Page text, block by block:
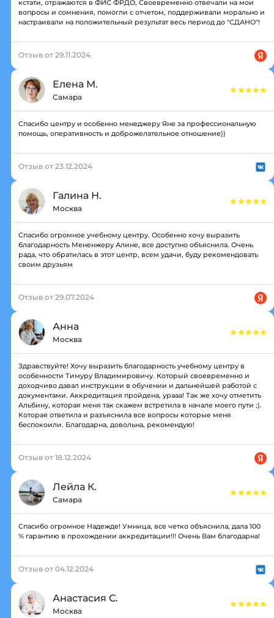
кстати, отражаются в ФИС ФРДО, Своевременно отвечали на мои
вопросы и сомнения, помогли с отчетом, поддерживали морально и
настраивали на положительный результат весь период до "СДАНО"!
Отзыв от 29.11.2024
Елена М.
Самара
Спасибо центру и особенно менеджеру Яне за профессиональную
помощь, оперативность и доброжелательное отношение))
Отзыв от 23.12.2024
Галина Н.
Москва
Спасибо огромное учебному центру. Особенно хочу выразить
благодарность Мененжеру Алине, все доступно объяснила. Очень
рада, что обратилась в этот центр, всем удачи, буду рекомендовать
своим друзьям
Отзыв от 29.07.2024
Анна
Москва
Здравствуйте! Хочу выразить благодарность учебному центру в
особенности Тимуру Владимировичу. Который своевременно и
доходчиво давал инструкции в обучении и дальнейшей работой с
документами. Аккредитация пройдена, урааа! Так же хочу отметить
Альбину, которая меня так скажем встретила в начале моего пути ;).
Которая ответила и разъяснила все вопросы которые меня
беспокоили. Благодарна, довольна, рекомендую!
Отзыв от 18.12.2024
Лейла К.
Самара
Спасибо огромное Надежде! Умница, все четко объяснила, дала 100
% гарантию в прохождении аккредитации!!! Очень Вам благодарна!
Отзыв от 04.12.2024
Анастасия С.
Москва